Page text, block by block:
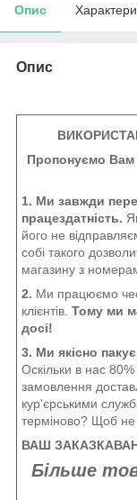
Опис
Опис
Пропонуємо Вам
1. Ми завжди
працездатність.
його не
собі такого
магазину з
2. Ми працюємо
клієнтів. Тому ми
досі!
3. Ми якісно
Оскільки в нас 80%
замовлення
кур'єрськими
терміново? Щоб не
ВАШ
Більше